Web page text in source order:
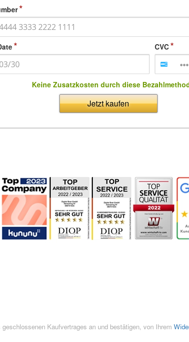
CVC
Keine Zusatzkosten durch diese
Jetzt kaufen
Kaufvertrages an und bestätigen, von Ihrem